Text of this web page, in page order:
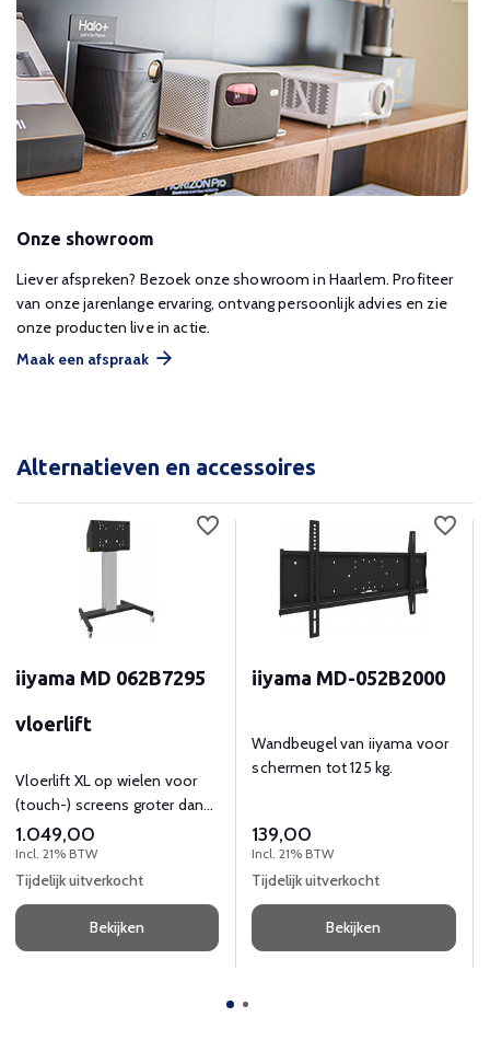
Onze showroom
Liever afspreken? Bezoek onze showroom in Haarlem. Profiteer
van onze jarenlange ervaring, ontvang persoonlijk advies en zie
onze producten live in actie.
Maak een afspraak
Alternatieven en accessoires
iiyama MD 062B7295
vloerlift
Vloerlift XL op wielen voor
(touch-) screens groter dan
65”, max 120 kg
1.049,00
Incl. 21% BTW
Tijdelijk uitverkocht
Bekijken
iiyama MD-052B2000
Wandbeugel van iiyama voor
schermen tot 125 kg.
139,00
Incl. 21% BTW
Tijdelijk uitverkocht
Bekijken